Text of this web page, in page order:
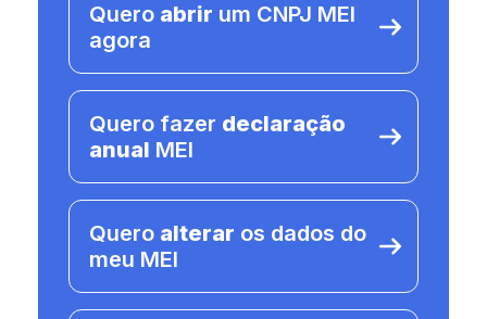
Quero abrir um CNPJ MEI
agora
Quero fazer declaração
anual MEI
Quero alterar os dados do
meu MEI